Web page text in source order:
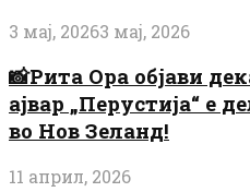
3 мај, 20263 мај, 2026
📸Рита Ора објави
ајвар „Перустија“ е
во Нов Зеланд!
11 април, 2026